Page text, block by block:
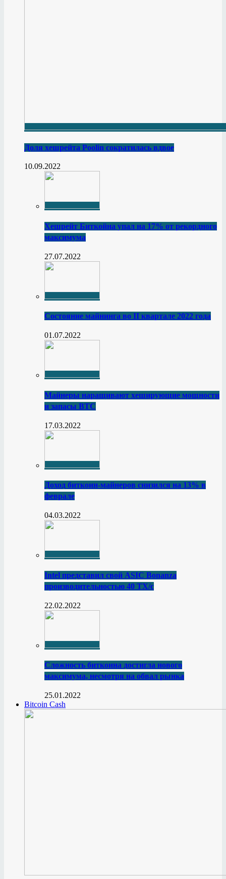
Доля хешрейта Poolin сократилась вдвое
10.09.2022
Хешрейт Биткойна упал на 17% от рекордного
максимума
27.07.2022
Состояние майнинга во II квартале 2022 года
01.07.2022
Майнеры наращивают хеширующие мощности
и запасы BTC
17.03.2022
Доход биткоин-майнеров снизился на 13% в
феврале
04.03.2022
Intel представил свой ASIC Bonanza
производительностью 40 ТХ/с
22.02.2022
Сложность биткоина достигла нового
максимума, несмотря на обвал рынка
25.01.2022
Bitcoin Cash